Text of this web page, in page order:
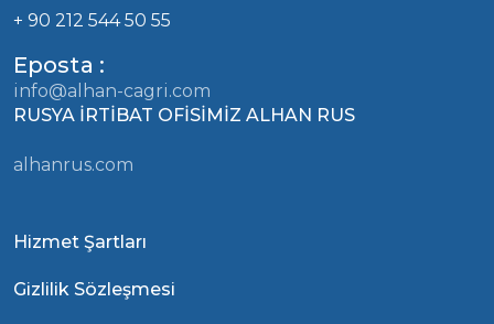
+ 90 212 544 50 55
Eposta :
info@alhan-cagri.com
RUSYA İRTİBAT OFİSİMİZ ALHAN RUS
alhanrus.com
Hizmet Şartları
Gizlilik Sözleşmesi